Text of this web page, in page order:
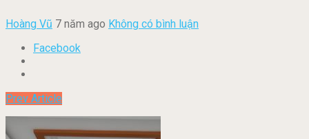
Hoàng Vũ 7 năm ago Không có bình luận
Facebook
Prev Article